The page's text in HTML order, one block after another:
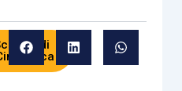
di